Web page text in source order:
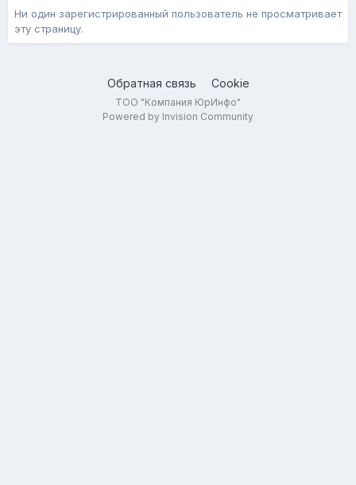
Ни один зарегистрированный пользователь не просматривает
эту страницу.
Обратная связь Cookie
ТОО "Компания ЮрИнфо"
Powered by Invision Community